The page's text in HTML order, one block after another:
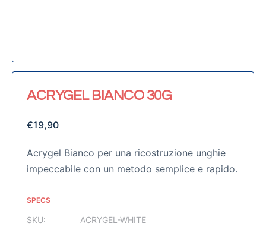
ACRYGEL BIANCO 30G
€19,90
Acrygel Bianco per una ricostruzione unghie
impeccabile con un metodo semplice e rapido.
SPECS
SKU:
ACRYGEL-WHITE